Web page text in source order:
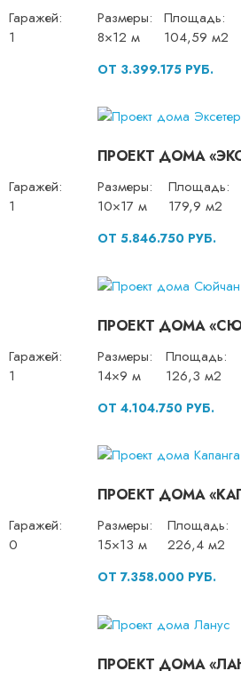
Гаражей:
1
Размеры:
8×12 м
Площадь:
104,59 м2
ОТ 3.399.175 РУБ.
Гаражей:
1
ПРОЕКТ ДОМА
Размеры:
10×17 м
Площадь:
179,9 м2
ОТ 5.846.750 РУБ.
Гаражей:
1
ПРОЕКТ ДОМА
Размеры:
14×9 м
Площадь:
126,3 м2
ОТ 4.104.750 РУБ.
Гаражей:
0
ПРОЕКТ ДОМА
Размеры:
15×13 м
Площадь:
226,4 м2
ОТ 7.358.000 РУБ.
ПРОЕКТ ДОМА